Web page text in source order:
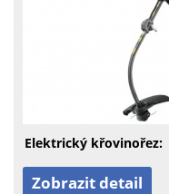
Elektrický křovinořez:
Zobrazit detail